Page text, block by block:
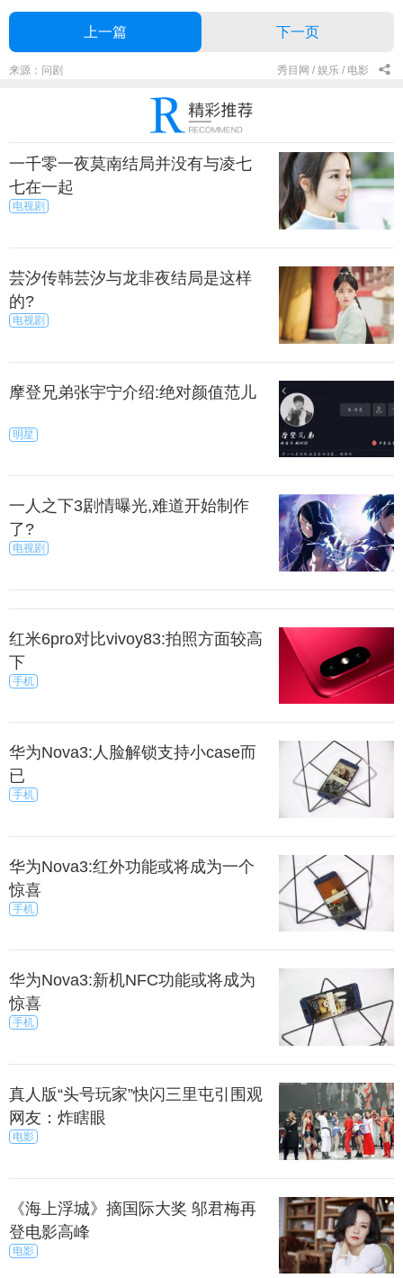
上一篇 下一页
来源：问剧 秀目网 / 娱乐 / 电影
一千零一夜莫南结局并没有与凌七
七在一起
电视剧
芸汐传韩芸汐与龙非夜结局是这样
的?
电视剧
摩登兄弟张宇宁介绍:绝对颜值范儿
明星
一人之下3剧情曝光,难道开始制作
了?
电视剧
红米6pro对比vivoy83:拍照方面较高
下
手机
华为Nova3:人脸解锁支持小case而
已
手机
华为Nova3:红外功能或将成为一个
惊喜
手机
华为Nova3:新机NFC功能或将成为
惊喜
手机
真人版“头号玩家”快闪三里屯引围观
网友：炸瞎眼
电影
《海上浮城》摘国际大奖 邬君梅再
登电影高峰
电影